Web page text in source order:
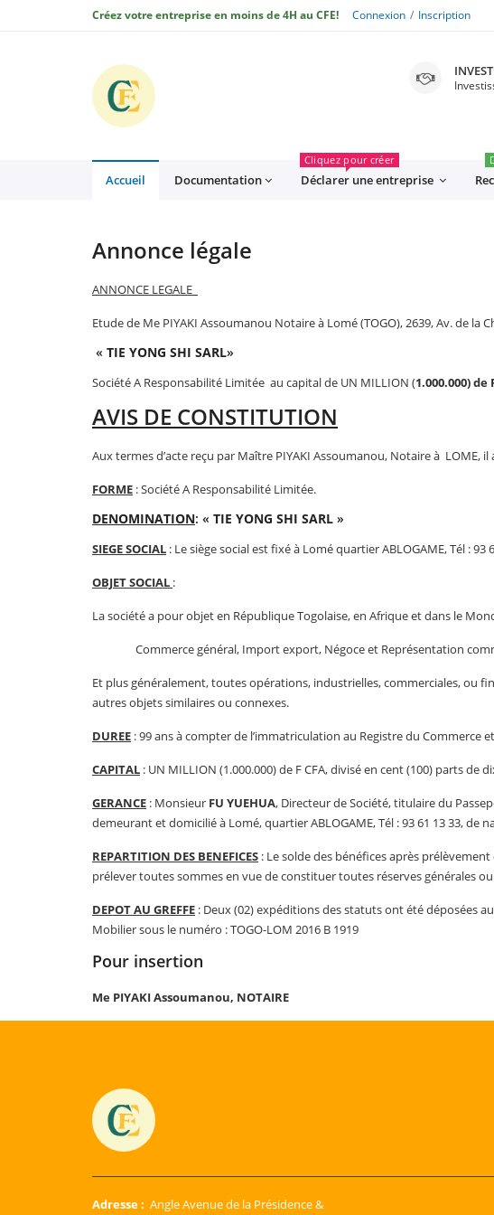
Créez votre entreprise en moins de 4H au CFE! Connexion Inscription
Accueil Documentation Déclarer une entreprise
Cliquez pour créer
Annonce légale
ANNONCE LEGALE
Etude de Me PIYAKI Assoumanou Notaire à Lomé (TOGO), 2639, Av. de la
« TIE YONG SHI SARL»
Société A Responsabilité Limitée au capital de UN MILLION (1.000.000) de
AVIS DE CONSTITUTION
Aux termes d’acte reçu par Maître PIYAKI Assoumanou, Notaire à
FORME : Société A Responsabilité Limitée.
DENOMINATION: « TIE YONG SHI SARL »
SIEGE SOCIAL : Le siège social est fixé à Lomé quartier ABLOGAME, Tél : 93
OBJET SOCIAL :
La société a pour objet en République Togolaise, en Afrique et dans le
Commerce général, Import export, Négoce et Représentation
Et plus généralement, toutes opérations, industrielles, commerciales, ou
autres objets similaires ou connexes.
DUREE : 99 ans à compter de l’immatriculation au Registre du Commerce
CAPITAL : UN MILLION (1.000.000) de F CFA, divisé en cent (100) parts de
GERANCE : Monsieur FU YUEHUA, Directeur de Société, titulaire du
demeurant et domicilié à Lomé, quartier ABLOGAME, Tél : 93 61 13 33,
REPARTITION DES BENEFICES : Le solde des bénéfices après
prélever toutes sommes en vue de constituer toutes réserves générales ou
DEPOT AU GREFFE : Deux (02) expéditions des statuts ont été déposées
Mobilier sous le numéro : TOGO-LOM 2016 B 1919
Pour insertion
Me PIYAKI Assoumanou, NOTAIRE
Adresse : Angle Avenue de la Présidence &